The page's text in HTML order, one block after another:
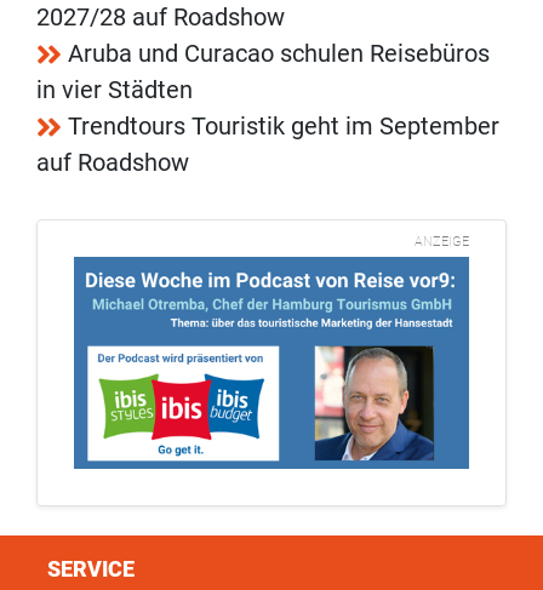
2027/28 auf Roadshow
Aruba und Curacao schulen Reisebüros
in vier Städten
Trendtours Touristik geht im September
auf Roadshow
ANZEIGE
SERVICE